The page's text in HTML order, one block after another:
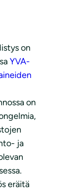
on
YVA-
on
ja
eräitä